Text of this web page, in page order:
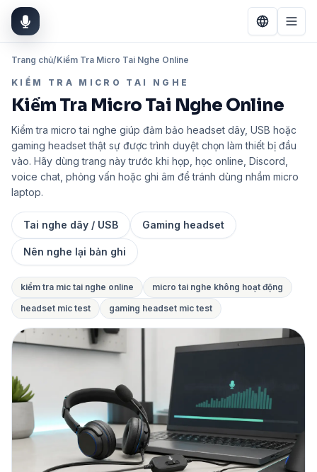
Trang chủ/Kiểm Tra Micro Tai Nghe Online
KIỂM TRA MICRO TAI NGHE
Kiểm Tra Micro Tai Nghe Online
Kiểm tra micro tai nghe giúp đảm bảo headset dây, USB hoặc
gaming headset thật sự được trình duyệt chọn làm thiết bị đầu
vào. Hãy dùng trang này trước khi họp, học online, Discord,
voice chat, phỏng vấn hoặc ghi âm để tránh dùng nhầm micro
laptop.
Tai nghe dây / USB Gaming headset
Nên nghe lại bản ghi
kiểm tra mic tai nghe online
micro tai nghe không hoạt động
headset mic test
gaming headset mic test